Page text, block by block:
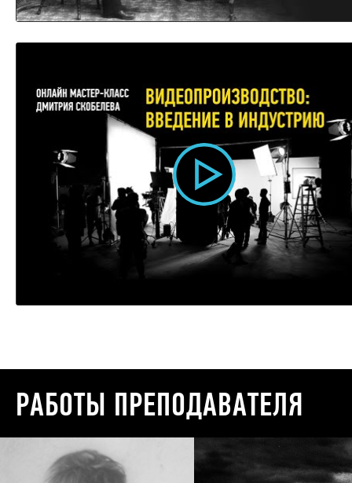
РАБОТЫ ПРЕПОДАВАТЕЛЯ